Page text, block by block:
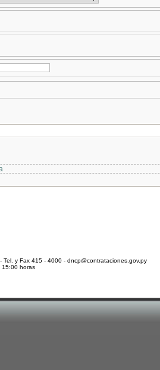
y Fax 415 - 4000 - dncp@contrataciones.gov.py
15:00 horas